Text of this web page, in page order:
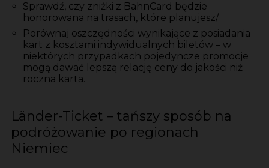
Sprawdź, czy zniżki z BahnCard będzie
honorowana na trasach, które planujesz/
Porównaj oszczędności wynikające z posiadania
kart z kosztami indywidualnych biletów – w
niektórych przypadkach pojedyncze promocje
mogą dawać lepszą relację ceny do jakości niż
roczna karta.
Länder-Ticket – tańszy sposób na
podróżowanie po regionach
Niemiec